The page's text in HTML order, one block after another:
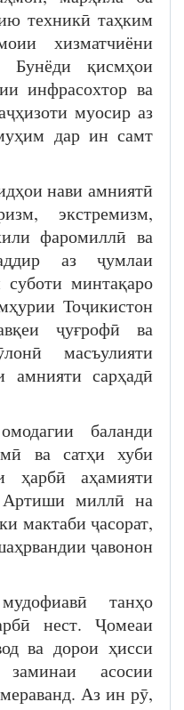
техникӣ таҳким
хизматчиёни
Бунёди қисмҳои
инфрасохтор ва
муосир аз
дар ин самт
нави амниятӣ
экстремизм,
фаромиллӣ ва
аз ҷумлаи
минтақаро
Тоҷикистон
ҷуғрофӣ ва
масъулияти
амнияти сарҳадӣ
баланди
ва сатҳи хуби
ҳарбӣ аҳамияти
Артиши миллӣ на
мактаби ҷасорат,
ҷавонон
танҳо
нест. Ҷомеаи
ва дорои ҳисси
асосии
Аз ин рӯ,